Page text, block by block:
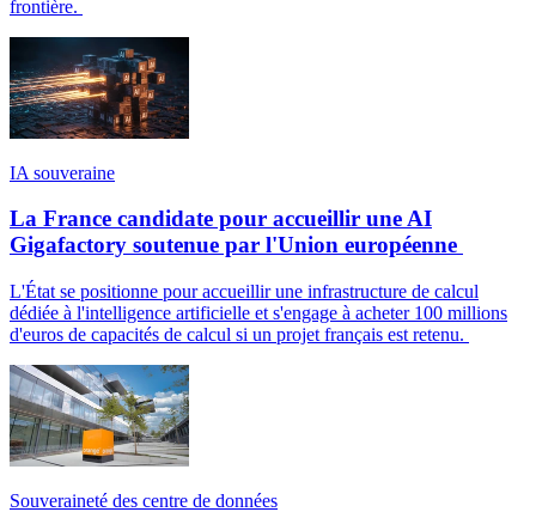
frontière.
IA souveraine
La France candidate pour accueillir une AI
Gigafactory soutenue par l'Union européenne
L'État se positionne pour accueillir une infrastructure de calcul
dédiée à l'intelligence artificielle et s'engage à acheter 100 millions
d'euros de capacités de calcul si un projet français est retenu.
Souveraineté des centre de données